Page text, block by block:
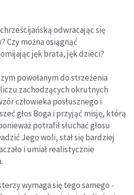
odwracając się
Czy można osiągnąć
jęk brata, jęk dzieci?
powołanym do strzeżenia
zachodzących okrutnych
człowieka posłusznego i
głos Boga i przyjąć misję, którą
potrafił słuchać głosu
Jego woli, stał się bardziej
i umiał realistycznie
wymaga się tego samego -